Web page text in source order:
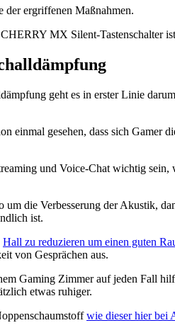
der ergriffenen Maßnahmen.
MX Silent-Tastenschalter
geht es in erster Linie
einmal gesehen, dass sich Gamer
und Voice-Chat wichtig
um die Verbesserung der Akustik,
ist.
Hall zu reduzieren um einen guten
von Gesprächen aus.
Gaming Zimmer auf jeden Fall
etwas ruhiger.
wie dieser hier bei